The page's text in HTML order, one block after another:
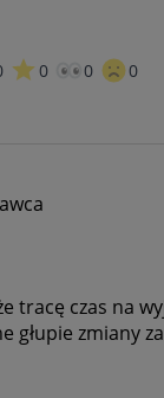
0 0 0
tracę czas na
głupie zmiany